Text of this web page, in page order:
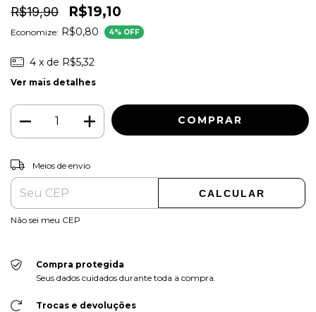
R$19,90 R$19,10
Economize: R$0,80 4% OFF
4 x de R$5,32
Ver mais detalhes
Entregas para o CEP:
Meios de envio
CALCULAR
Não sei meu CEP
Compra protegida
Seus dados cuidados durante toda a compra.
Trocas e devoluções